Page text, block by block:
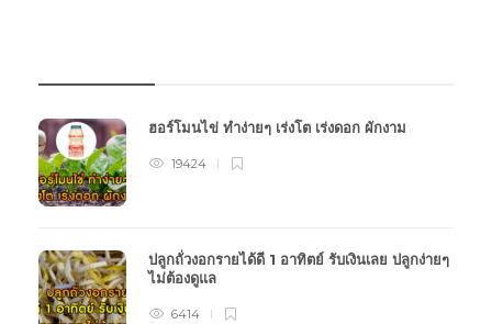
ฮอร์โมนไข่ ทำง่ายๆ เร่งโต เร่งดอก ผักงาม
19424
ปลูกถั่วงอกรายได้ดี 1 อาทิตย์ รับเงินเลย ปลูกง่ายๆ
ไม่ต้องดูแล
6414